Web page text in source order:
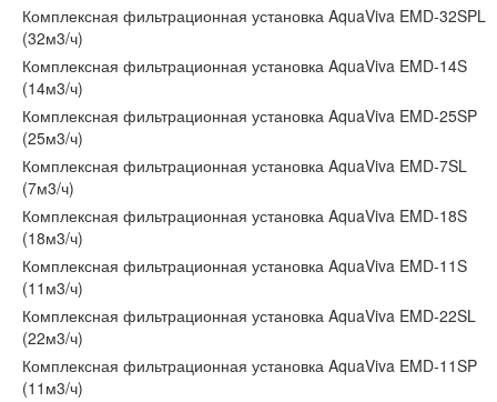
Комплексная фильтрационная установка AquaViva EMD-32SPL
(32м3/ч)
Комплексная фильтрационная установка AquaViva EMD-14S
(14м3/ч)
Комплексная фильтрационная установка AquaViva EMD-25SP
(25м3/ч)
Комплексная фильтрационная установка AquaViva EMD-7SL
(7м3/ч)
Комплексная фильтрационная установка AquaViva EMD-18S
(18м3/ч)
Комплексная фильтрационная установка AquaViva EMD-11S
(11м3/ч)
Комплексная фильтрационная установка AquaViva EMD-22SL
(22м3/ч)
Комплексная фильтрационная установка AquaViva EMD-11SP
(11м3/ч)